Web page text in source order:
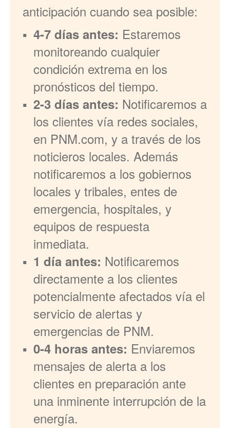
anticipación cuando sea posible:
4-7 días antes: Estaremos
monitoreando cualquier
condición extrema en los
pronósticos del tiempo.
2-3 días antes: Notificaremos a
los clientes vía redes sociales,
en PNM.com, y a través de los
noticieros locales. Además
notificaremos a los gobiernos
locales y tribales, entes de
emergencia, hospitales, y
equipos de respuesta
inmediata.
1 día antes: Notificaremos
directamente a los clientes
potencialmente afectados vía el
servicio de alertas y
emergencias de PNM.
0-4 horas antes: Enviaremos
mensajes de alerta a los
clientes en preparación ante
una inminente interrupción de la
energía.